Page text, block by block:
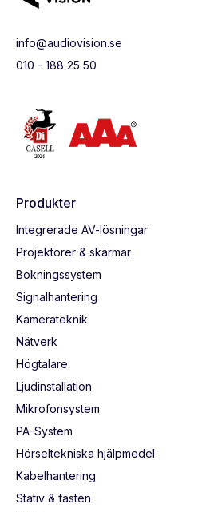
info@audiovision.se
010 - 188 25 50
Produkter
Integrerade AV-lösningar
Projektorer & skärmar
Bokningssystem
Signalhantering
Kamerateknik
Nätverk
Högtalare
Ljudinstallation
Mikrofonsystem
PA-System
Hörseltekniska hjälpmedel
Kabelhantering
Stativ & fästen